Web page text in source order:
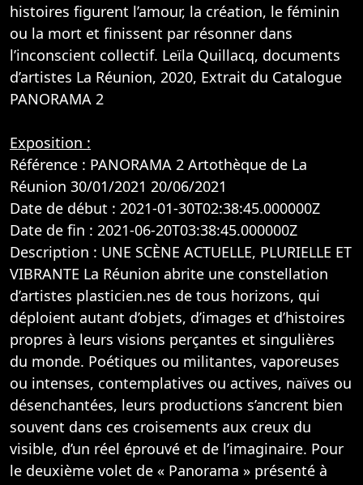
histoires figurent l’amour, la création, le féminin
ou la mort et finissent par résonner dans
l’inconscient collectif. Leïla Quillacq, documents
d’artistes La Réunion, 2020, Extrait du Catalogue
PANORAMA 2
Exposition :
Référence : PANORAMA 2 Artothèque de La
Réunion 30/01/2021 20/06/2021
Date de début : 2021-01-30T02:38:45.000000Z
Date de fin : 2021-06-20T03:38:45.000000Z
Description : UNE SCÈNE ACTUELLE, PLURIELLE ET
VIBRANTE La Réunion abrite une constellation
d’artistes plasticien.nes de tous horizons, qui
déploient autant d’objets, d’images et d’histoires
propres à leurs visions perçantes et singulières
du monde. Poétiques ou militantes, vaporeuses
ou intenses, contemplatives ou actives, naïves ou
désenchantées, leurs productions s’ancrent bien
souvent dans ces croisements aux creux du
visible, d’un réel éprouvé et de l’imaginaire. Pour
le deuxième volet de « Panorama » présenté à